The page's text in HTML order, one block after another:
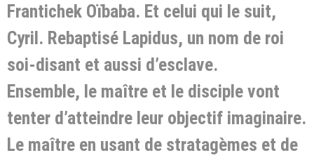
Frantichek Oïbaba. Et celui qui le suit,
Cyril. Rebaptisé Lapidus, un nom de roi
soi-disant et aussi d’esclave.
Ensemble, le maître et le disciple vont
tenter d’atteindre leur objectif imaginaire.
Le maître en usant de stratagèmes et de